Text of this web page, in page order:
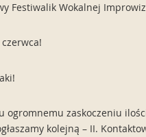
Festiwalik Wokalnej
ogromnemu zaskoczeniu
kolejną – II.